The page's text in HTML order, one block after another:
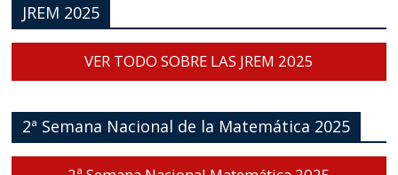
JREM 2025
VER TODO SOBRE LAS JREM 2025
2ª Semana Nacional de la Matemática 2025